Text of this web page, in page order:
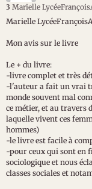
3 Marielle
Marielle
Mon avis sur le livre
Le + du livre:
-livre complet et très
-l'auteur a fait un vrai
monde souvent mal
ce métier, et au travers
laquelle vivent ces
hommes)
-le livre est facile à
-pour ceux qui sont en
sociologique et nous
classes sociales et